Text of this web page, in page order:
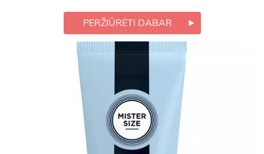
PERŽIŪRĖTI DABAR